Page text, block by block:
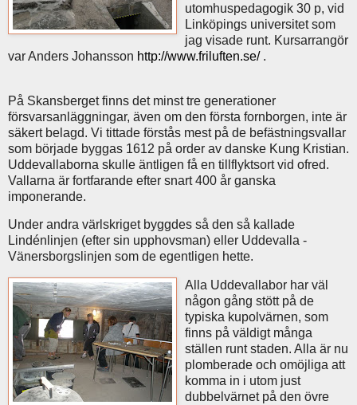
utomhuspedagogik 30 p, vid
Linköpings universitet som
jag visade runt. Kursarrangör
var Anders Johansson http://www.friluften.se/.
På Skansberget finns det minst tre generationer
försvarsanläggningar, även om den första fornborgen, inte är
säkert belagd. Vi tittade förstås mest på de befästningsvallar
som började byggas 1612 på order av danske Kung Kristian.
Uddevallaborna skulle äntligen få en tillflyktsort vid ofred.
Vallarna är fortfarande efter snart 400 år ganska
imponerande.
Under andra värlskriget byggdes så den så kallade
Lindénlinjen (efter sin upphovsman) eller Uddevalla -
Vänersborgslinjen som de egentligen hette.
Alla Uddevallabor har väl
någon gång stött på de
typiska kupolvärnen, som
finns på väldigt många
ställen runt staden. Alla är nu
plomberade och omöjliga att
komma in i utom just
dubbelvärnet på den övre